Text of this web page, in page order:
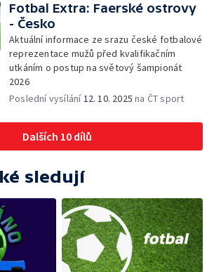
Fotbal Extra: Faerské ostrovy
- Česko
Aktuální informace ze srazu české fotbalové
reprezentace mužů před kvalifikačním
utkáním o postup na světový šampionát
2026
Poslední vysílání12. 10. 2025 na ČT sport
Dalších 10 dílů
sledují